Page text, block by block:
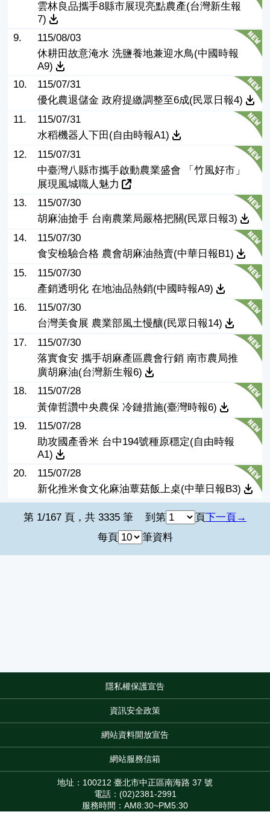
雲林良品攜手8縣市展現亮點農產(台灣新生報
7)
9.
115/08/03
休耕田故意淹水 洗鹽養地兼迎水鳥(中國時報
A9)
10.
115/07/31
優化農退儲金 政府提繳調整至6成(民眾日報4)
11.
115/07/31
水稻機器人下田(自由時報A1)
12.
115/07/31
中臺灣八縣市攜手啟動農業盛會 「竹風好市」
展現風城職人魅力
13.
115/07/30
胡麻油搶手 台南農業局嚴格把關(民眾日報3)
14.
115/07/30
食安檢驗合格 農會胡麻油熱賣(中華日報B1)
15.
115/07/30
產銷透明化 在地油品熱銷(中國時報A9)
16.
115/07/30
台灣美食展 農業部風土慢釀(民眾日報14)
17.
115/07/30
落實食安 攜手胡麻產區農會行銷 南市農局推
廣胡麻油(台灣新生報6)
18.
115/07/28
黃偉哲讚中央農保 冷鏈措施(臺灣時報6)
19.
115/07/28
助攻國產香米 台中194號種原穩定(自由時報
A1)
20.
115/07/28
新化推米食文化麻油蕈菇飯上桌(中華日報B3)
第 1/167 頁，共 3335 筆 到第 頁下一頁
每頁
筆資料
隱私權保護宣告
資訊安全政策
網站資料開放宣告
網站服務信箱
地址：100212 臺北市中正區南海路 37 號
電話：(02)2381-2991
服務時間：AM8:30~PM5:30